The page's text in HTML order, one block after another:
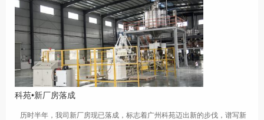
科苑•新厂房落成
历时半年，我司新厂房现已落成，标志着广州科苑迈出新的步伐，谱写新